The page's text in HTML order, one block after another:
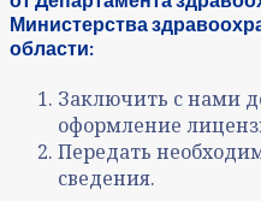
Министерства
области:
Заключить с нами
оформление
Передать
сведения.